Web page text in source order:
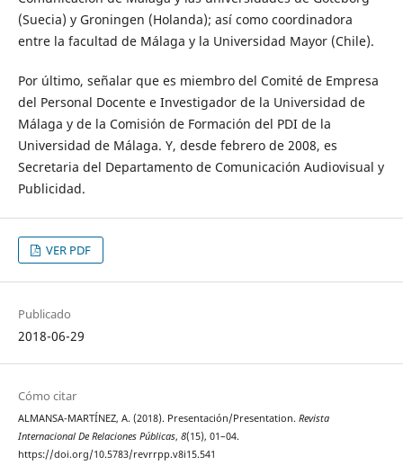
(Suecia) y Groningen (Holanda); así como coordinadora
entre la facultad de Málaga y la Universidad Mayor (Chile).
Por último, señalar que es miembro del Comité de Empresa
del Personal Docente e Investigador de la Universidad de
Málaga y de la Comisión de Formación del PDI de la
Universidad de Málaga. Y, desde febrero de 2008, es
Secretaria del Departamento de Comunicación Audiovisual y
Publicidad.
VER PDF
Publicado
2018-06-29
Cómo citar
ALMANSA-MARTÍNEZ, A. (2018). Presentación/Presentation. Revista
Internacional De Relaciones Públicas, 8(15), 01–04.
https://doi.org/10.5783/revrrpp.v8i15.541